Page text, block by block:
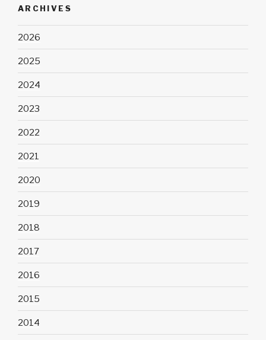
ARCHIVES
2026
2025
2024
2023
2022
2021
2020
2019
2018
2017
2016
2015
2014